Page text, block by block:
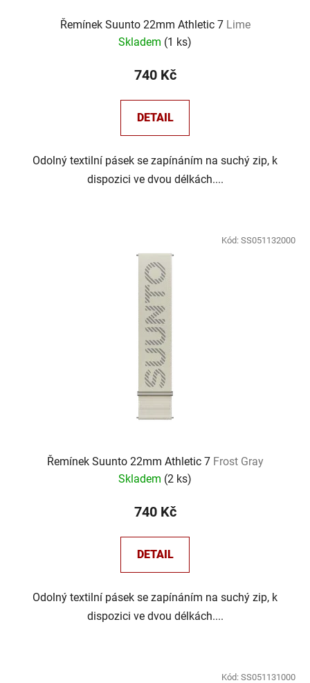
Řemínek Suunto 22mm Athletic 7 Lime
Skladem (1 ks)
740 Kč
DETAIL
Odolný textilní pásek se zapínáním na suchý zip, k
dispozici ve dvou délkách....
Řemínek Suunto 22mm Athletic 7 Frost Gray
Skladem (2 ks)
740 Kč
DETAIL
Odolný textilní pásek se zapínáním na suchý zip, k
dispozici ve dvou délkách....
Kód: SS051132000
Kód: SS051131000